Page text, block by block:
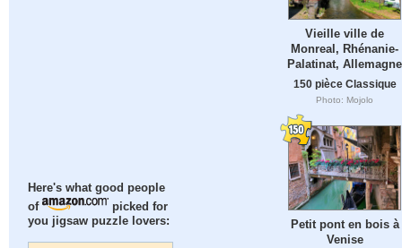
Here's what good people
of
picked for
you jigsaw puzzle lovers:
Vieille ville de
Monreal, Rhénanie-
Palatinat, Allemagne
150 pièce Classique
Photo: Mojolo
Petit pont en bois à
Venise